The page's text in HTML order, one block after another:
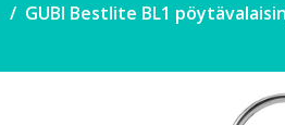
GUBI Bestlite BL1